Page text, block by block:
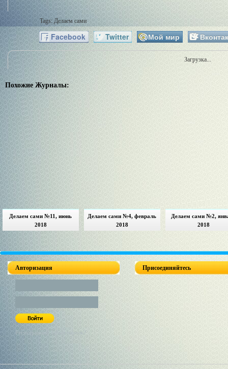
Tags:Делаем сами
Facebook Twitter Мой мир
Загрузка...
Похожие Журналы:
Делаем сами №11, июнь
2018
Делаем сами №4, февраль
2018
Делаем сами №2,
2018
Авторизация
Регистрация / Забыл пароль?
Присоединяйтесь